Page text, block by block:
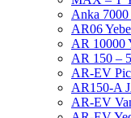
Anka 7000
AR06
AR 10000
AR 150 –
AR-EV
AR150-A
AR-EV